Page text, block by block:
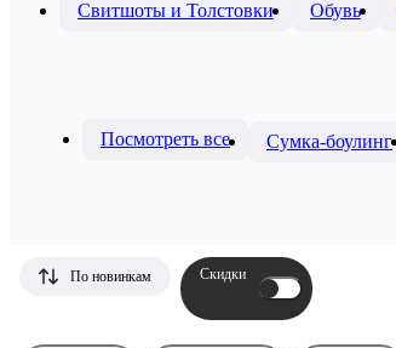
Свитшоты и Толстовки Обувь
Посмотреть все Сумка-боулинг
По новинкам Скидки